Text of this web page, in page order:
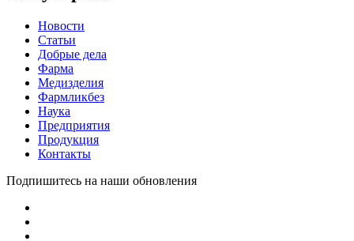
Новости
Статьи
Добрые дела
Фарма
Медизделия
Фармликбез
Наука
Предприятия
Продукция
Контакты
Подпишитесь на наши обновления